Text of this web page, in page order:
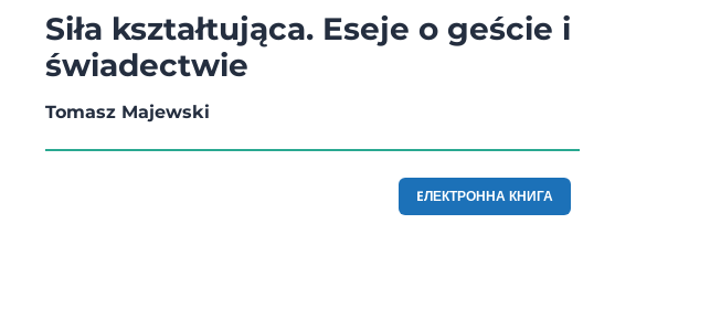
Siła kształtująca. Eseje o geście i
świadectwie
Tomasz Majewski
EЛЕКТРОННА КНИГА